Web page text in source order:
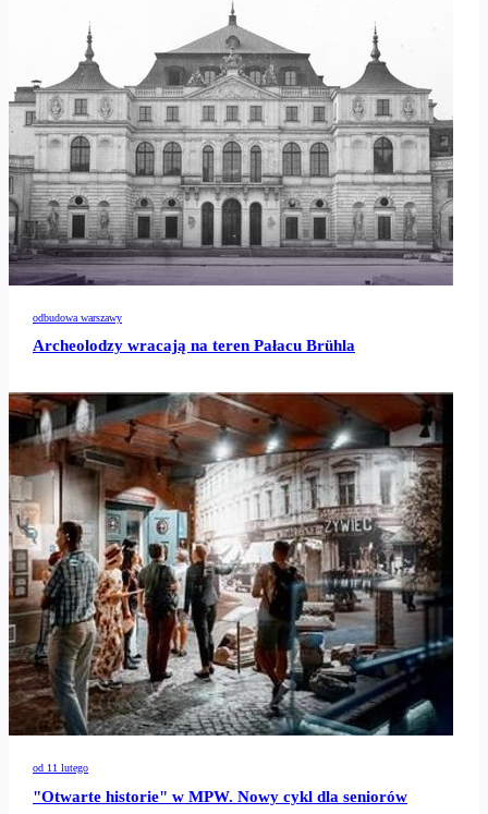
odbudowa warszawy
Archeolodzy wracają na teren Pałacu Brühla
od 11 lutego
"Otwarte historie" w MPW. Nowy cykl dla seniorów